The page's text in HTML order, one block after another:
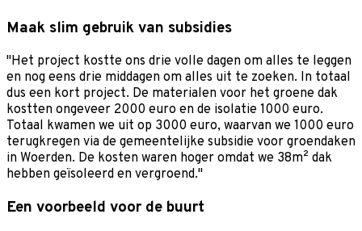
Maak slim gebruik van subsidies
"Het project kostte ons drie volle dagen om alles te leggen
en nog eens drie middagen om alles uit te zoeken. In totaal
dus een kort project. De materialen voor het groene dak
kostten ongeveer 2000 euro en de isolatie 1000 euro.
Totaal kwamen we uit op 3000 euro, waarvan we 1000 euro
terugkregen via de gemeentelijke subsidie voor groendaken
in Woerden. De kosten waren hoger omdat we 38m² dak
hebben geïsoleerd en vergroend."
Een voorbeeld voor de buurt